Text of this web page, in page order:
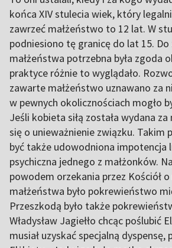
końca XIV stulecia wiek, który
zawrzeć małżeństwo to 12 lat. W
podniesiono tę granicę do lat 15. Do
małżeństwa potrzebna była zgoda
praktyce różnie to wyglądało.
zawarte małżeństwo uznawano za
w pewnych okolicznościach mogło
Jeśli kobieta siłą została wydana
się o unieważnienie związku. Takim
być także udowodniona impotencja
psychiczna jednego z małżonków.
powodem orzekania przez Kościół
małżeństwa było pokrewieństwo
Przeszkodą było także
Władysław Jagiełło chcąc poślubić
musiał uzyskać specjalną